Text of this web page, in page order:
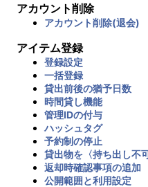
アカウント削除
アカウント削除(退会)
アイテム登録
登録設定
一括登録
貸出前後の猶予日数
時間貸し機能
管理IDの付与
ハッシュタグ
予約制の停止
貸出物を〈持ち出し不
返却時確認事項の追加
公開範囲と利用設定